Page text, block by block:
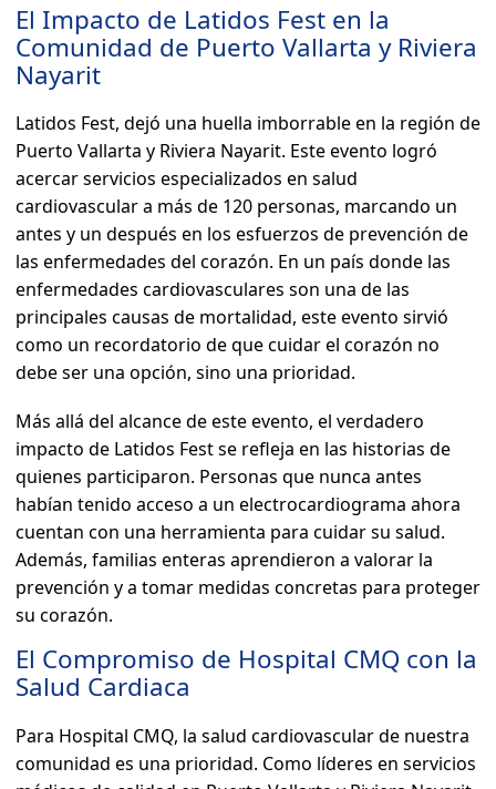
El Impacto de Latidos Fest en la
Comunidad de Puerto Vallarta y Riviera
Nayarit
Latidos Fest, dejó una huella imborrable en la región de
Puerto Vallarta y Riviera Nayarit. Este evento logró
acercar servicios especializados en salud
cardiovascular a más de 120 personas, marcando un
antes y un después en los esfuerzos de prevención de
las enfermedades del corazón. En un país donde las
enfermedades cardiovasculares son una de las
principales causas de mortalidad, este evento sirvió
como un recordatorio de que cuidar el corazón no
debe ser una opción, sino una prioridad.
Más allá del alcance de este evento, el verdadero
impacto de Latidos Fest se refleja en las historias de
quienes participaron. Personas que nunca antes
habían tenido acceso a un electrocardiograma ahora
cuentan con una herramienta para cuidar su salud.
Además, familias enteras aprendieron a valorar la
prevención y a tomar medidas concretas para proteger
su corazón.
El Compromiso de Hospital CMQ con la
Salud Cardiaca
Para Hospital CMQ, la salud cardiovascular de nuestra
comunidad es una prioridad. Como líderes en servicios